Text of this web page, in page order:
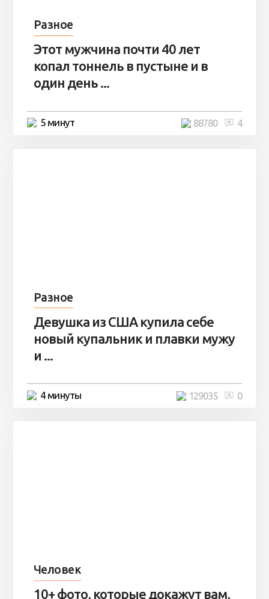
Разное
Этот мужчина почти 40 лет
копал тоннель в пустыне и в
один день ...
5 минут 4
88780
Разное
Девушка из США купила себе
новый купальник и плавки мужу
и ...
4 минуты 0
129035
Человек
10+ фото, которые докажут вам,